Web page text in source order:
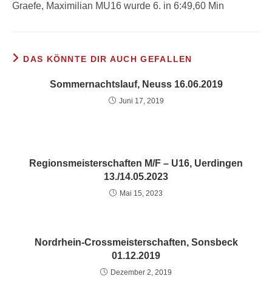
Graefe, Maximilian MU16 wurde 6. in 6:49,60 Min
DAS KÖNNTE DIR AUCH GEFALLEN
Sommernachtslauf, Neuss 16.06.2019
Juni 17, 2019
Regionsmeisterschaften M/F – U16, Uerdingen
13./14.05.2023
Mai 15, 2023
Nordrhein-Crossmeisterschaften, Sonsbeck
01.12.2019
Dezember 2, 2019